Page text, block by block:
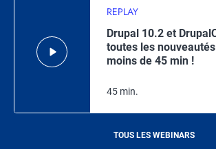
TOUS LES WEBINARS
REPLAY
Drupal 10.2 et
toutes les
moins de 45 min !
45 min.